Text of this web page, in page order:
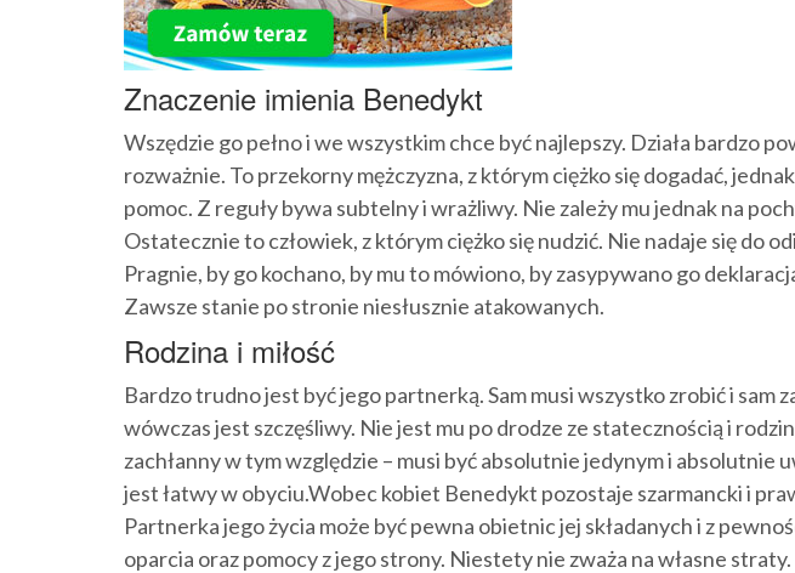
Znaczenie imienia Benedykt
Wszędzie go pełno i we wszystkim chce być najlepszy. Działa bardzo
rozważnie. To przekorny mężczyzna, z którym ciężko się dogadać,
pomoc. Z reguły bywa subtelny i wrażliwy. Nie zależy mu jednak na
Ostatecznie to człowiek, z którym ciężko się nudzić. Nie nadaje się do
Pragnie, by go kochano, by mu to mówiono, by zasypywano go
Zawsze stanie po stronie niesłusznie atakowanych.
Rodzina i miłość
Bardzo trudno jest być jego partnerką. Sam musi wszystko zrobić i sam
wówczas jest szczęśliwy. Nie jest mu po drodze ze statecznością i
zachłanny w tym względzie – musi być absolutnie jedynym i absolutnie
jest łatwy w obyciu.Wobec kobiet Benedykt pozostaje szarmancki i
Partnerka jego życia może być pewna obietnic jej składanych i z
oparcia oraz pomocy z jego strony. Niestety nie zważa na własne straty.